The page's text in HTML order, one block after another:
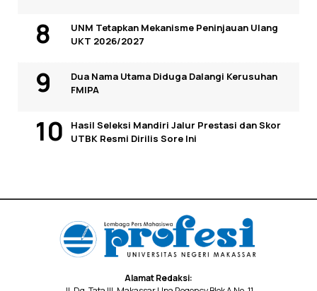
UNM Tetapkan Mekanisme Peninjauan Ulang
UKT 2026/2027
Dua Nama Utama Diduga Dalangi Kerusuhan
FMIPA
Hasil Seleksi Mandiri Jalur Prestasi dan Skor
UTBK Resmi Dirilis Sore Ini
Alamat Redaksi: